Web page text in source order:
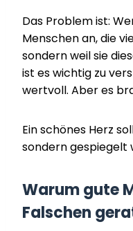
Das Problem ist:
Menschen an, die
sondern weil sie
ist es wichtig zu
wertvoll. Aber es
Ein schönes Herz
sondern gespiegelt
Warum gute
Falschen